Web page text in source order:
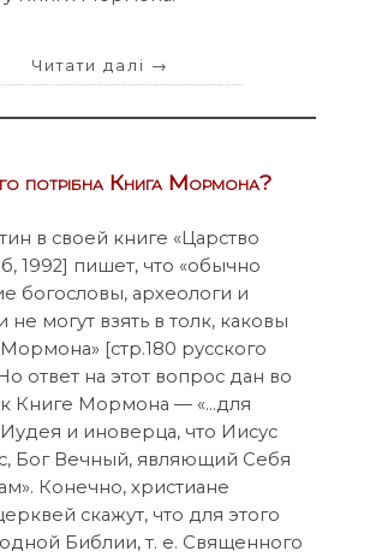
Читати далі →
потрібна Книга Мормона?
в своей книге «Царство
1992] пишет, что «обычно
богословы, археологи и
не могут взять в толк, каковы
[стр.180 русского
ответ на этот вопрос дан во
к Книге Мормона — «…для
и иноверца, что Иисус
Бог Вечный, являющий Себя
Конечно, христиане
скажут, что для этого
Библии, т. е. Священного